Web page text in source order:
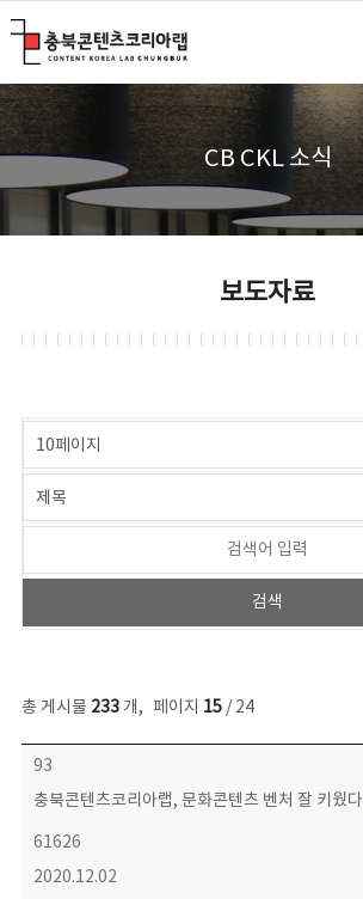
CB CKL 소식
보도자료
총 게시물 233개, 페이지 15/ 24
보도자료 목록 - 번호, 제목, 작성자, 파일, 조회수, 작성일 정보 제공
93
충북콘텐츠코리아랩, 문화콘텐츠 벤처 잘 키웠다
61626
2020.12.02